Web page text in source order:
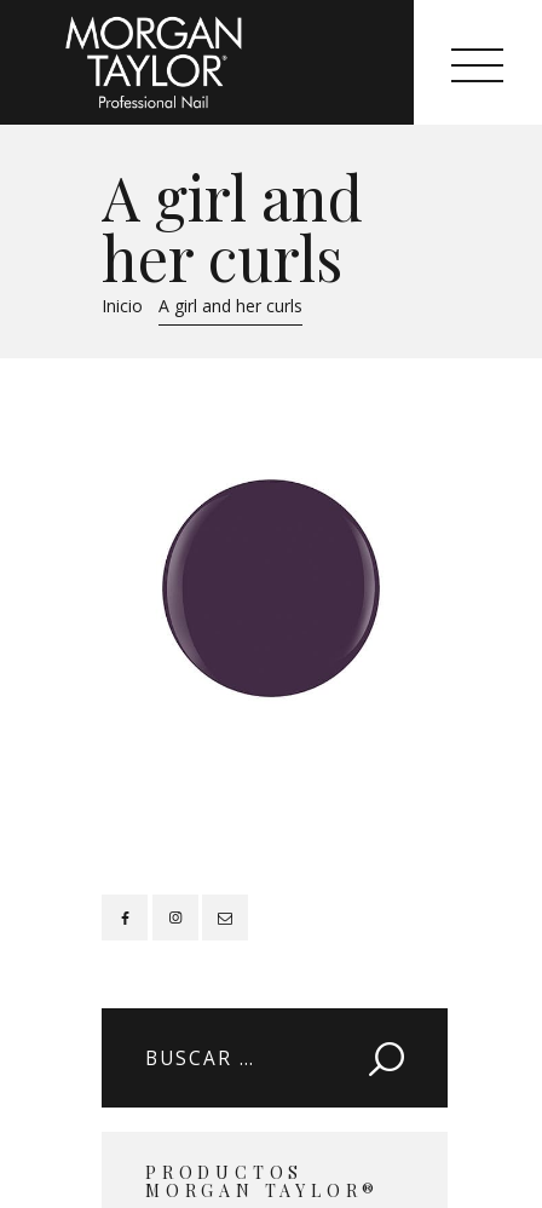
A girl and
her curls
Inicio A girl and her curls
Morgan Taylor®
Sistemas Profesionales
Cartas de Color
Tutoriales
Contacto
Buscar:
PRODUCTOS
MORGAN TAYLOR®